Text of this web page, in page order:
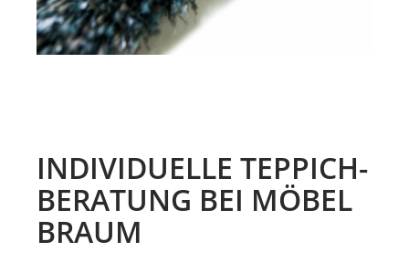
INDIVIDUELLE TEPPICH-
BERATUNG BEI MÖBEL
BRAUM